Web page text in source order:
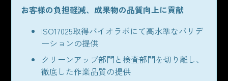
お客様の負担軽減、成果物の品質向上に貢献
ISO17025取得バイオラボにて高水準なバリデ
ーションの提供
クリーンアップ部門と検査部門を切り離し、
徹底した作業品質の提供